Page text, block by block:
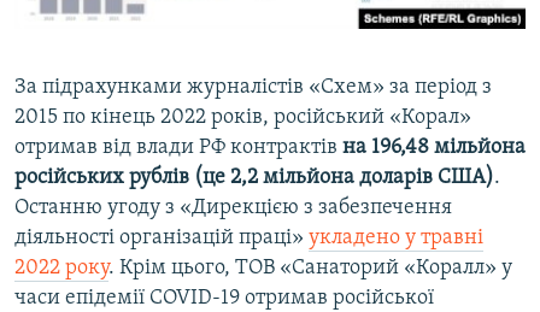
За підрахунками журналістів «Схем» за період з
2015 по кінець 2022 років, російський «Корал»
отримав від влади РФ контрактів на 196,48 мільйона
російських рублів (це 2,2 мільйона доларів США).
Останню угоду з «Дирекцією з забезпечення
діяльності організацій праці» укладено у травні
2022 року. Крім цього, ТОВ «Санаторий «Коралл» у
часи епідемії COVID-19 отримав російської